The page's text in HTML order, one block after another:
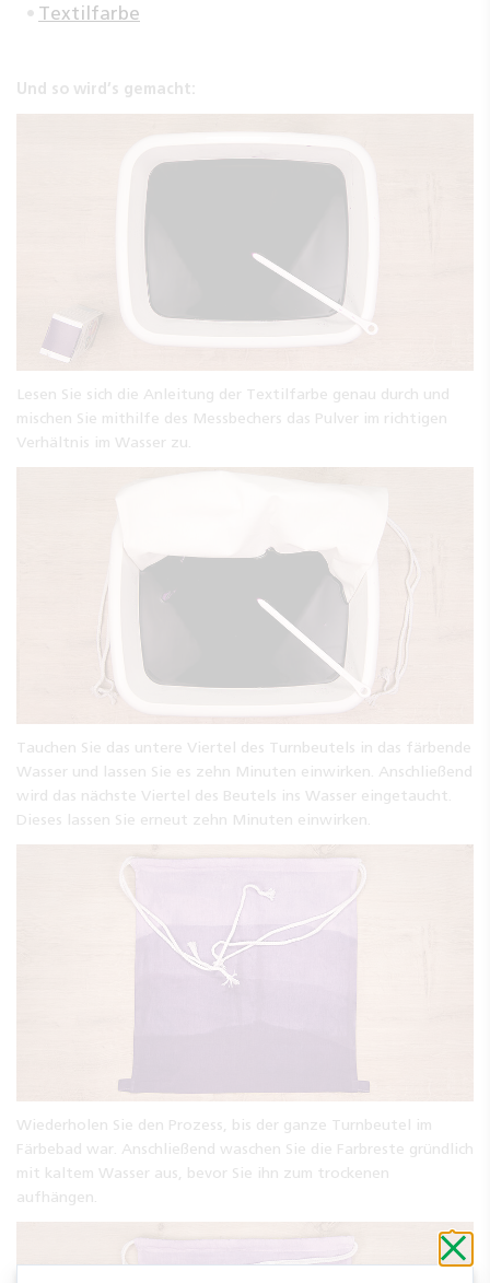
Textilfarbe
Und so wird’s gemacht:
Lesen Sie sich die Anleitung der Textilfarbe genau durch und
mischen Sie mithilfe des Messbechers das Pulver im richtigen
Verhältnis im Wasser zu.
Tauchen Sie das untere Viertel des Turnbeutels in das färbende
Wasser und lassen Sie es zehn Minuten einwirken. Anschließend
wird das nächste Viertel des Beutels ins Wasser eingetaucht.
Dieses lassen Sie erneut zehn Minuten einwirken.
Wiederholen Sie den Prozess, bis der ganze Turnbeutel im
Färbebad war. Anschließend waschen Sie die Farbreste gründlich
mit kaltem Wasser aus, bevor Sie ihn zum trockenen
aufhängen.
ohne
zu